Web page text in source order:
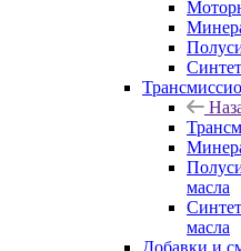
масла
масла
Добавки и